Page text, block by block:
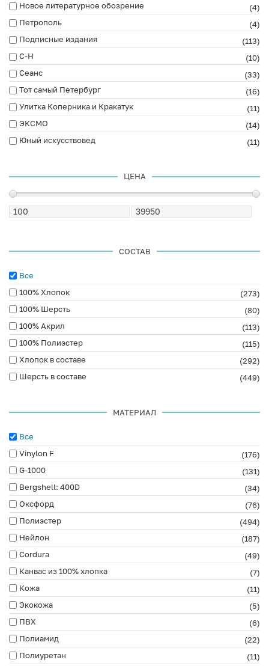
Новое литературное обозрение
(4)
Петрополь
(4)
Подписные издания
(113)
С-Н
(10)
Сеанс
(33)
Тот самый Петербург
(16)
Улитка Коперника и Кракатук
(11)
ЭКСМО
(14)
Юный искусствовед
(11)
ЦЕНА
СОСТАВ
Все
100% Хлопок
(273)
100% Шерсть
(80)
100% Акрил
(113)
100% Полиэстер
(115)
Хлопок в составе
(292)
Шерсть в составе
(449)
МАТЕРИАЛ
Все
Vinylon F
(176)
G-1000
(131)
Bergshell: 400D
(34)
Оксфорд
(76)
Полиэстер
(494)
Нейлон
(187)
Cordura
(49)
Канвас из 100% хлопка
(7)
Кожа
(11)
Экокожа
(5)
ПВХ
(6)
Полиамид
(22)
Полиуретан
(11)